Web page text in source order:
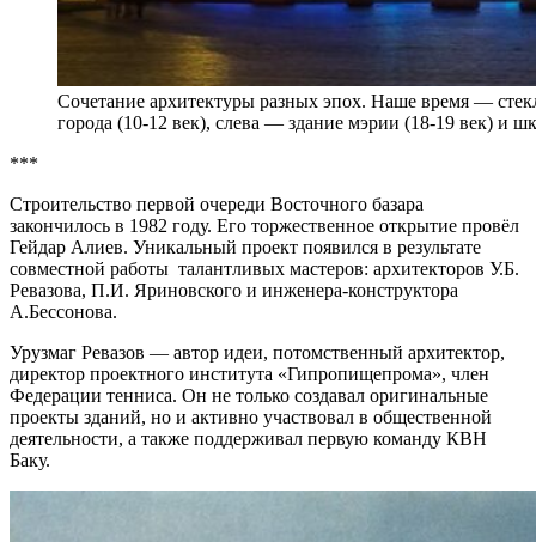
Сочетание архитектуры разных эпох. Наше время —
города (10-12 век), слева — здание мэрии (18-19 век) и
***
Строительство первой очереди Восточного базара
закончилось в 1982 году. Его торжественное открытие провёл
Гейдар Алиев. Уникальный проект появился в результате
совместной работы талантливых мастеров: архитекторов У.Б.
Ревазова, П.И. Яриновского и инженера-конструктора
А.Бессонова.
Урузмаг Ревазов — автор идеи, потомственный архитектор,
директор проектного института «Гипропищепрома», член
Федерации тенниса. Он не только создавал оригинальные
проекты зданий, но и активно участвовал в общественной
деятельности, а также поддерживал первую команду КВН
Баку.